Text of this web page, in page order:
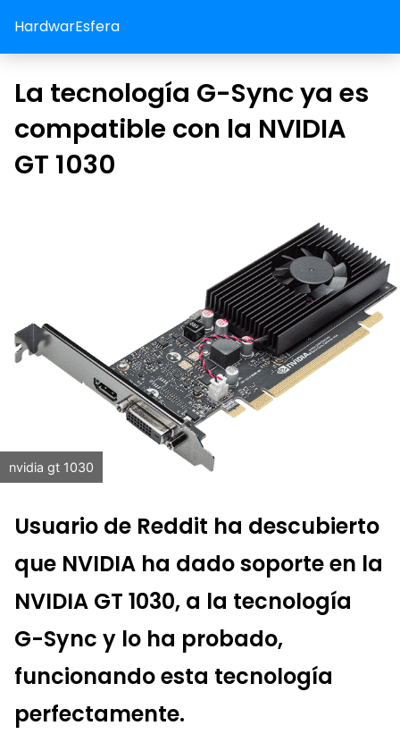
HardwarEsfera
La tecnología G-Sync ya es
compatible con la NVIDIA
GT 1030
nvidia gt 1030
Usuario de Reddit ha descubierto
que NVIDIA ha dado soporte en la
NVIDIA GT 1030, a la tecnología
G-Sync y lo ha probado,
funcionando esta tecnología
perfectamente.